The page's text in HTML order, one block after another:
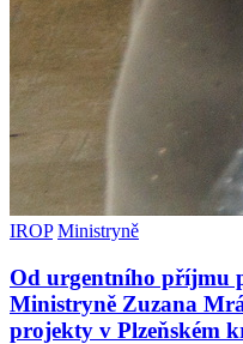
IROP Ministryně
Od urgentního příjmu
Ministryně Zuzana
projekty v Plzeňském